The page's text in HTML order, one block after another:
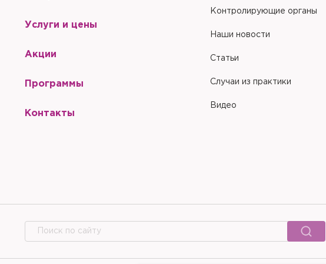
Услуги и цены
Акции
Программы
Контакты
Контролирующие органы
Наши новости
Статьи
Случаи из практики
Видео